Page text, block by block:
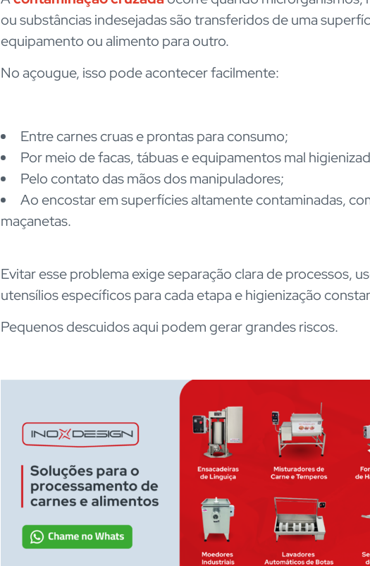
ou substâncias indesejadas são transferidos de uma
equipamento ou alimento para outro.
No açougue, isso pode acontecer facilmente:
Entre carnes cruas e prontas para consumo;
Por meio de facas, tábuas e equipamentos mal
Pelo contato das mãos dos manipuladores;
Ao encostar em superfícies altamente contaminadas,
maçanetas.
Evitar esse problema exige separação clara de processos,
utensílios específicos para cada etapa e higienização
Pequenos descuidos aqui podem gerar grandes riscos.